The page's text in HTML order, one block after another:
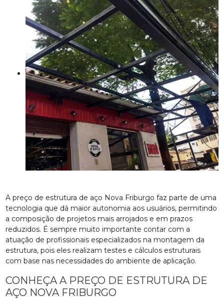
A preço de estrutura de aço Nova Friburgo faz parte de uma
tecnologia que dá maior autonomia aos usuários, permitindo
a composição de projetos mais arrojados e em prazos
reduzidos. É sempre muito importante contar com a
atuação de profissionais especializados na montagem da
estrutura, pois eles realizam testes e cálculos estruturais
com base nas necessidades do ambiente de aplicação.
CONHEÇA A PREÇO DE ESTRUTURA DE
AÇO NOVA FRIBURGO